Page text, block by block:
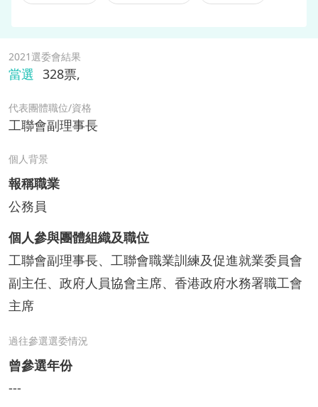
2021選委會結果
當選 328票,
代表團體職位/資格
工聯會副理事長
個人背景
報稱職業
公務員
個人參與團體組織及職位
工聯會副理事長、工聯會職業訓練及促進就業委員會
副主任、政府人員協會主席、香港政府水務署職工會
主席
過往參選選委情況
曾參選年份
---